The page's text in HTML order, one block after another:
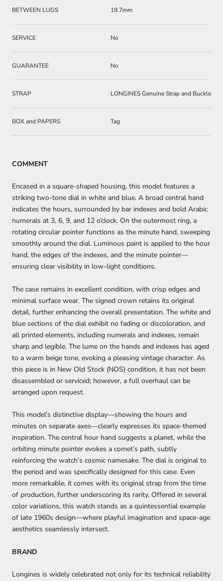
BETWEEN LUGS 19.7mm
SERVICE No
GUARANTEE No
STRAP LONGINES Genuine Strap and Buckle
BOX and PAPERS Tag
COMMENT
Encased in a square-shaped housing, this model features a
striking two-tone dial in white and blue. A broad central hand
indicates the hours, surrounded by bar indexes and bold Arabic
numerals at 3, 6, 9, and 12 o’clock. On the outermost ring, a
rotating circular pointer functions as the minute hand, sweeping
smoothly around the dial. Luminous paint is applied to the hour
hand, the edges of the indexes, and the minute pointer—
ensuring clear visibility in low-light conditions.
The case remains in excellent condition, with crisp edges and
minimal surface wear. The signed crown retains its original
detail, further enhancing the overall presentation. The white and
blue sections of the dial exhibit no fading or discoloration, and
all printed elements, including numerals and indexes, remain
sharp and legible. The lume on the hands and indexes has aged
to a warm beige tone, evoking a pleasing vintage character. As
this piece is in New Old Stock (NOS) condition, it has not been
disassembled or serviced; however, a full overhaul can be
arranged upon request.
This model’s distinctive display—showing the hours and
minutes on separate axes—clearly expresses its space-themed
inspiration. The central hour hand suggests a planet, while the
orbiting minute pointer evokes a comet’s path, subtly
reinforcing the watch’s cosmic namesake. The dial is original to
the period and was specifically designed for this case. Even
more remarkable, it comes with its original strap from the time
of production, further underscoring its rarity. Offered in several
color variations, this watch stands as a quintessential example
of late 1960s design—where playful imagination and space-age
aesthetics seamlessly intersect.
BRAND
Longines is widely celebrated not only for its technical reliability